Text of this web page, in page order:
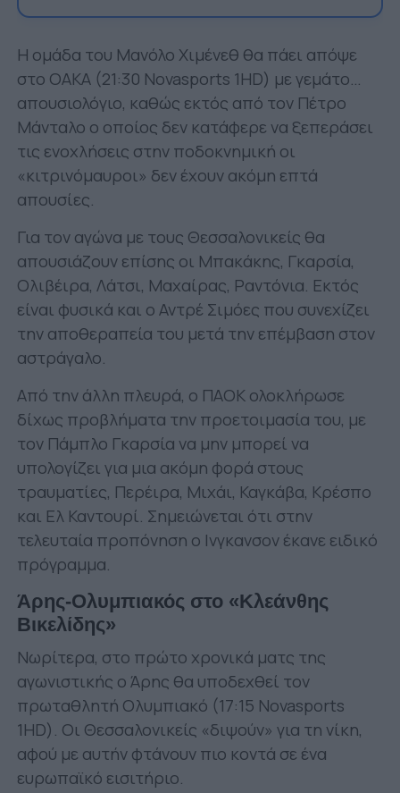
Η ομάδα του Μανόλο Χιμένεθ θα πάει απόψε
στο ΟΑΚΑ (21:30 Novasports 1HD) με γεμάτο…
απουσιολόγιο, καθώς εκτός από τον Πέτρο
Μάνταλο ο οποίος δεν κατάφερε να ξεπεράσει
τις ενοχλήσεις στην ποδοκνημική οι
«κιτρινόμαυροι» δεν έχουν ακόμη επτά
απουσίες.
Για τον αγώνα με τους Θεσσαλονικείς θα
απουσιάζουν επίσης οι Μπακάκης, Γκαρσία,
Ολιβέιρα, Λάτσι, Μαχαίρας, Ραντόνια. Εκτός
είναι φυσικά και ο Αντρέ Σιμόες που συνεχίζει
την αποθεραπεία του μετά την επέμβαση στον
αστράγαλο.
Από την άλλη πλευρά, ο ΠΑΟΚ ολοκλήρωσε
δίχως προβλήματα την προετοιμασία του, με
τον Πάμπλο Γκαρσία να μην μπορεί να
υπολογίζει για μια ακόμη φορά στους
τραυματίες, Περέιρα, Μιχάι, Καγκάβα, Κρέσπο
και Ελ Καντουρί. Σημειώνεται ότι στην
τελευταία προπόνηση ο Ινγκανσον έκανε ειδικό
πρόγραμμα.
Άρης-Ολυμπιακός στο «Κλεάνθης
Βικελίδης»
Νωρίτερα, στο πρώτο χρονικά ματς της
αγωνιστικής ο Άρης θα υποδεχθεί τον
πρωταθλητή Ολυμπιακό (17:15 Novasports
1HD). Οι Θεσσαλονικείς «διψούν» για τη νίκη,
αφού με αυτήν φτάνουν πιο κοντά σε ένα
ευρωπαϊκό εισιτήριο.